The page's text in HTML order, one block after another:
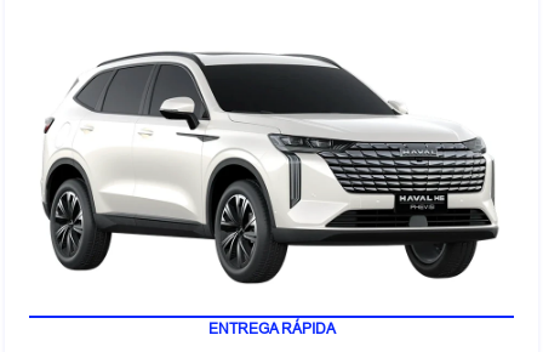
ENTREGA RÁPIDA